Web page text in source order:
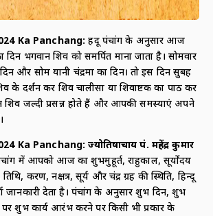
Ka Panchang: हिंदू पंचांग के अनुसार आज
दिन भगवान शिव को समर्पित माना जाता है। सोमवार
और सोम यानी चंद्रमा का दिन। तो इस दिन सुबह
दर्शन कर शिव चालीसा या शिवाष्टक का पाठ कर
जल्दी प्रसन्न होते हैं और आपकी समस्याएं अपने
Ka Panchang: ज्योतिषाचार्य पं. महेंद्र कुमार
पंचांग में आपको आज का शुभमुहूर्त, राहुकाल, सूर्योदय
करण, नक्षत्र, सूर्य और चंद्र ग्रह की स्थिति, हिन्दू
जानकारी देता है। पंचांग के अनुसार शुभ दिन, शुभ
शुभ कार्य आरंभ करने पर किसी भी प्रकार के